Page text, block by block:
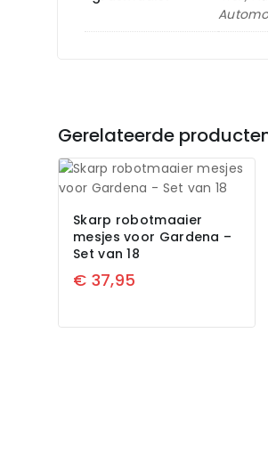
Gerelateerde
Skarp robotmaaier
mesjes voor Gardena –
Set van 18
€ 37,95